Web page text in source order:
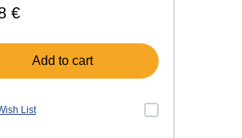
€
Add to cart
List